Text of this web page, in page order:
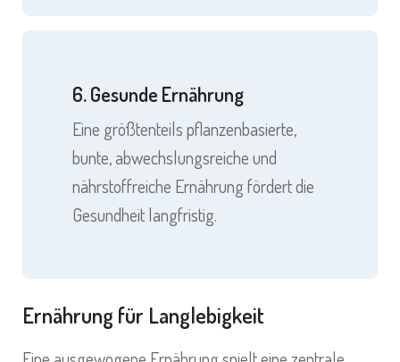
6. Gesunde Ernährung
Eine größtenteils pflanzenbasierte,
bunte, abwechslungsreiche und
nährstoffreiche Ernährung fördert die
Gesundheit langfristig.
Ernährung für Langlebigkeit